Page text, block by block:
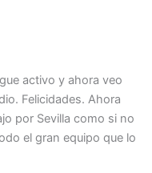
activo y ahora veo
Felicidades. Ahora
por Sevilla como si no
el gran equipo que lo